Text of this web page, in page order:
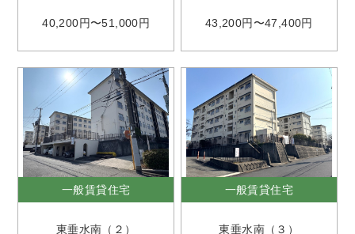
40,200円〜51,000円 43,200円〜47,400円
一般賃貸住宅
東垂水南（２）
一般賃貸住宅
東垂水南（３）